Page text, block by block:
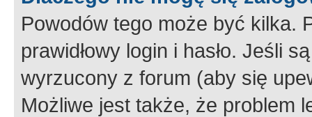
Powodów tego może być kilka.
prawidłowy login i hasło. Jeśli
wyrzucony z forum (aby się
Możliwe jest także, że problem